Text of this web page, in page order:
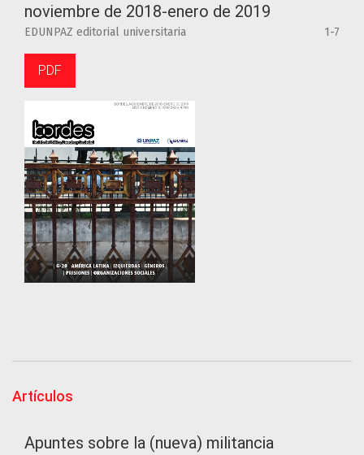
noviembre de 2018-enero de 2019
EDUNPAZ editorial universitaria 1-7
PDF
Artículos
Apuntes sobre la (nueva) militancia